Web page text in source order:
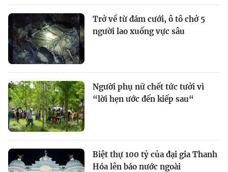
Trở về từ đám cưới, ô tô chở 5
người lao xuống vực sâu
Người phụ nữ chết tức tưởi vì
“lời hẹn ước đến kiếp sau“
Biệt thự 100 tỷ của đại gia Thanh
Hóa lên báo nước ngoài